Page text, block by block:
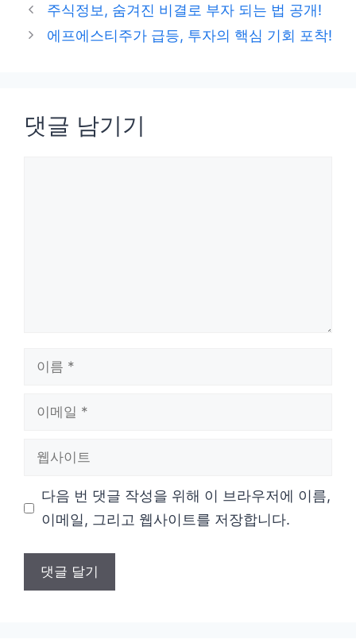
테
리
주식정보, 숨겨진 비결로 부자 되는 법 공개!
에프에스티주가 급등, 투자의 핵심 기회 포착!
댓글 남기기
다음 번 댓글 작성을 위해 이 브라우저에 이름,
이메일, 그리고 웹사이트를 저장합니다.